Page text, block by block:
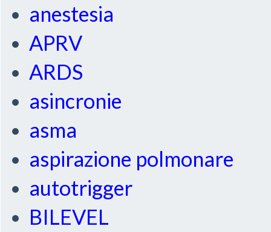
anestesia
APRV
ARDS
asincronie
asma
aspirazione polmonare
autotrigger
BILEVEL